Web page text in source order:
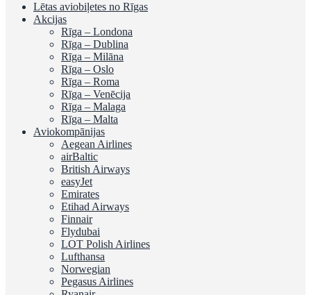
Lētas aviobiļetes no Rīgas
Akcijas
Rīga – Londona
Rīga – Dublina
Rīga – Milāna
Rīga – Oslo
Rīga – Roma
Rīga – Venēcija
Rīga – Malaga
Rīga – Malta
Aviokompānijas
Aegean Airlines
airBaltic
British Airways
easyJet
Emirates
Etihad Airways
Finnair
Flydubai
LOT Polish Airlines
Lufthansa
Norwegian
Pegasus Airlines